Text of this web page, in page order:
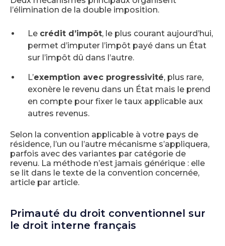
l’élimination de la double imposition.
Le crédit d’impôt, le plus courant aujourd’hui,
permet d’imputer l’impôt payé dans un État
sur l’impôt dû dans l’autre.
L’exemption avec progressivité, plus rare,
exonère le revenu dans un État mais le prend
en compte pour fixer le taux applicable aux
autres revenus.
Selon la convention applicable à votre pays de
résidence, l’un ou l’autre mécanisme s’appliquera,
parfois avec des variantes par catégorie de
revenu. La méthode n’est jamais générique : elle
se lit dans le texte de la convention concernée,
article par article.
Primauté du droit conventionnel sur
le droit interne français